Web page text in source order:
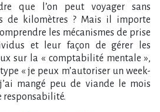
que l’on peut voyager sans
de kilomètres ? Mais il importe
les mécanismes de prise
et leur façon de gérer les
sur la « comptabilité mentale »,
« je peux m’autoriser un week-
mangé peu de viande le mois
responsabilité.